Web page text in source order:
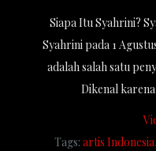
Siapa Itu Syahrini?
Syahrini pada 1
adalah salah satu
Dikenal
Tags: artis Indonesia